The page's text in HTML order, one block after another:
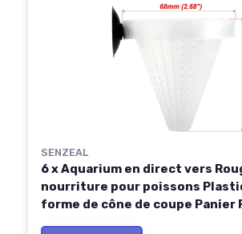
SENZEAL
6 x Aquarium en direct vers
nourriture pour poissons
forme de cône de coupe Panier